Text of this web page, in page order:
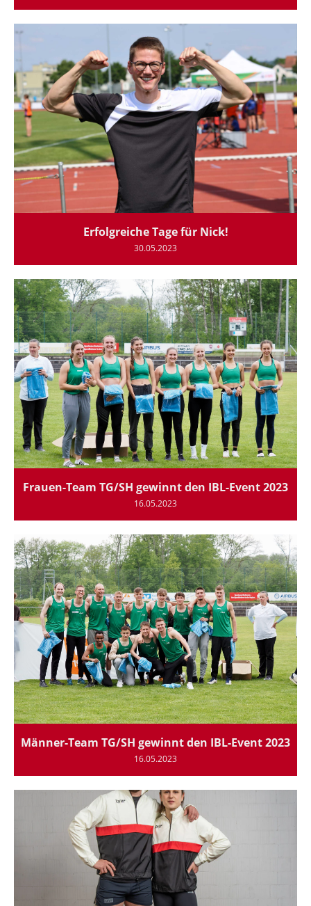
Erfolgreiche Tage für Nick!
30.05.2023
Frauen-Team TG/SH gewinnt den IBL-Event 2023
16.05.2023
Männer-Team TG/SH gewinnt den IBL-Event 2023
16.05.2023